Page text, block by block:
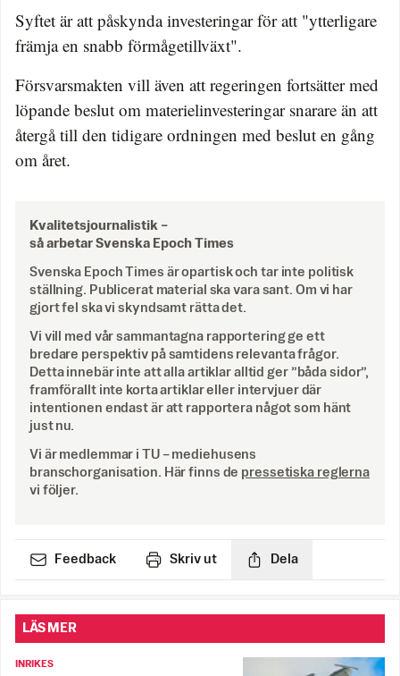
Syftet är att påskynda investeringar för att "ytterligare
främja en snabb förmågetillväxt".
Försvarsmakten vill även att regeringen fortsätter med
löpande beslut om materielinvesteringar snarare än att
återgå till den tidigare ordningen med beslut en gång
om året.
Kvalitetsjournalistik –
så arbetar Svenska Epoch Times
Svenska Epoch Times är opartisk och tar inte politisk
ställning. Publicerat material ska vara sant. Om vi har
gjort fel ska vi skyndsamt rätta det.
Vi vill med vår sammantagna rapportering ge ett
bredare perspektiv på samtidens relevanta frågor.
Detta innebär inte att alla artiklar alltid ger ”båda sidor”,
framförallt inte korta artiklar eller intervjuer där
intentionen endast är att rapportera något som hänt
just nu.
Vi är medlemmar i TU – mediehusens
branschorganisation. Här finns de pressetiska reglerna
vi följer.
Feedback Skriv ut Dela
LÄS MER
INRIKES